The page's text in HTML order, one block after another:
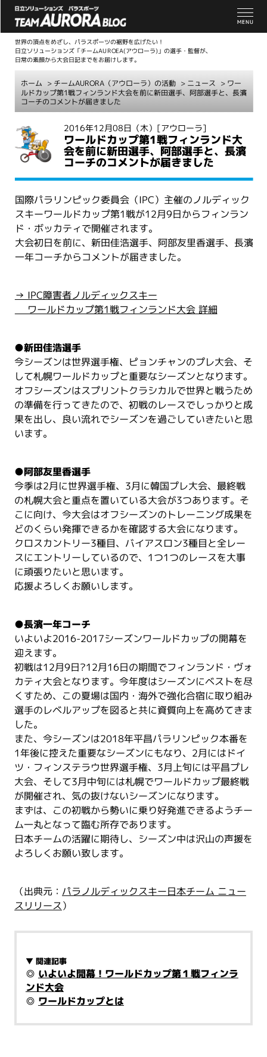
世界の頂点をめざし、パラスポーツの裾野を広げたい！
日立ソリューションズ「チームAUROEA(アウローラ)」の選手・監督が、
日常の素顔から大会日記までをお届けします。
ホーム > チームAURORA（アウローラ）の活動 > ニュース > ワー
ルドカップ第1戦フィンランド大会を前に新田選手、阿部選手と、長濱
コーチのコメントが届きました
2016年12月08日（木） [アウローラ]
ワールドカップ第1戦フィンランド大
会を前に新田選手、阿部選手と、長濱
コーチのコメントが届きました
国際パラリンピック委員会（IPC）主催のノルディック
スキーワールドカップ第1戦が12月9日からフィンラン
ド・ボッカティで開催されます。
大会初日を前に、新田佳浩選手、阿部友里香選手、長濱
一年コーチからコメントが届きました。
→ IPC障害者ノルディックスキー
ワールドカップ第1戦フィンランド大会 詳細
●新田佳浩選手
今シーズンは世界選手権、ピョンチャンのプレ大会、そ
して札幌ワールドカップと重要なシーズンとなります。
オフシーズンはスプリントクラシカルで世界と戦うため
の準備を行ってきたので、初戦のレースでしっかりと成
果を出し、良い流れでシーズンを過ごしていきたいと思
います。
●阿部友里香選手
今季は2月に世界選手権、3月に韓国プレ大会、最終戦
の札幌大会と重点を置いている大会が3つあります。そ
こに向け、今大会はオフシーズンのトレーニング成果を
どのくらい発揮できるかを確認する大会になります。
クロスカントリー3種目、バイアスロン3種目と全レー
スにエントリーしているので、1つ1つのレースを大事
に頑張りたいと思います。
応援よろしくお願いします。
●長濱一年コーチ
いよいよ2016-2017シーズンワールドカップの開幕を
迎えます。
初戦は12月9日?12月16日の期間でフィンランド・ヴォ
カティ大会となります。今年度はシーズンにベストを尽
くすため、この夏場は国内・海外で強化合宿に取り組み
選手のレベルアップを図ると共に資質向上を高めてきま
した。
また、今シーズンは2018年平昌パラリンピック本番を
1年後に控えた重要なシーズンにもなり、2月にはドイ
ツ・フィンステラウ世界選手権、3月上旬には平昌プレ
大会、そして3月中旬には札幌でワールドカップ最終戦
が開催され、気の抜けないシーズンになります。
まずは、この初戦から勢いに乗り好発進できるようチー
ム一丸となって臨む所存であります。
日本チームの活躍に期待し、シーズン中は沢山の声援を
よろしくお願い致します。
（出典元： パラノルディックスキー日本チーム ニュー
スリリース）
▼ 関連記事
◎ いよいよ開幕！ワールドカップ第１戦フィンラ
ンド大会
◎ ワールドカップとは